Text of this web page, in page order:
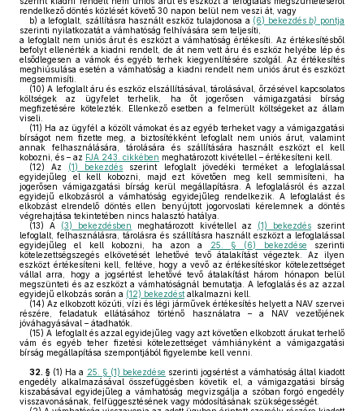
rendelkező döntés közlését követő 30 napon belül nem veszi át, vagy
b) a lefoglalt, szállításra használt eszköz tulajdonosa a (6) bekezdésb) pontja
szerinti nyilatkozatát a vámhatóság felhívására sem teljesíti,
a lefoglalt nem uniós árut és eszközt a vámhatóság értékesíti. Az értékesítésből
befolyt ellenérték a kiadni rendelt, de át nem vett áru és eszköz helyébe lép és
elsődlegesen a vámok és egyéb terhek kiegyenlítésére szolgál. Az értékesítés
meghiúsulása esetén a vámhatóság a kiadni rendelt nem uniós árut és eszközt
megsemmisíti.
(10) A lefoglalt áru és eszköz elszállításával, tárolásával, őrzésével kapcsolatos
költségek az ügyfelet terhelik, ha őt jogerősen vámigazgatási bírság
megfizetésére kötelezték. Ellenkező esetben a felmerült költségeket az állam
viseli.
(11) Ha az ügyfél a közölt vámokat és az egyéb terheket vagy a vámigazgatási
bírságot nem fizette meg, a biztosítékként lefoglalt nem uniós árut, valamint
annak felhasználására, tárolására és szállítására használt eszközt el kell
kobozni, és – az FJA 243. cikkében meghatározott kivétellel – értékesíteni kell.
(12) Az (1) bekezdés szerint lefoglalt jövedéki terméket a lefoglalással
egyidejűleg el kell kobozni, majd ezt követően meg kell semmisíteni, ha
jogerősen vámigazgatási bírság kerül megállapításra. A lefoglalásról és azzal
egyidejű elkobzásról a vámhatóság egyidejűleg rendelkezik. A lefoglalást és
elkobzást elrendelő döntés ellen benyújtott jogorvoslati kérelemnek a döntés
végrehajtása tekintetében nincs halasztó hatálya.
(13) A (3) bekezdésben meghatározott kivétellel az (1) bekezdésszerint
lefoglalt, felhasználásra, tárolásra és szállításra használt eszközt a lefoglalással
egyidejűleg el kell kobozni, ha azon a
25. § (6) bekezdése szerinti
kötelezettségszegés elkövetését lehetővé tevő átalakítást végeztek. Az ilyen
eszközt értékesíteni kell, feltéve, hogy a vevő az értékesítéskor kötelezettséget
vállal arra, hogy a jogsértést lehetővé tevő átalakítást három hónapon belül
megszünteti és az eszközt a vámhatóságnál bemutatja. A lefoglalás és az azzal
egyidejű elkobzás során a (12) bekezdést alkalmazni kell.
(14) Az elkobzott közúti, vízi és légi járművek értékesítés helyett a NAV szervei
részére, feladatuk ellátásához történő használatra – a NAV vezetőjének
jóváhagyásával – átadhatók.
(15) A lefoglalt és azzal egyidejűleg vagy azt követően elkobzott árukat terhelő
vám és egyéb teher fizetési kötelezettséget vámhiányként a vámigazgatási
bírság megállapítása szempontjából figyelembe kell venni.
32. § (1) Ha a 25. § (1) bekezdése szerinti jogsértést a vámhatóság által kiadott
engedély alkalmazásával összefüggésben követik el, a vámigazgatási bírság
kiszabásával egyidejűleg a vámhatóság megvizsgálja a szóban forgó engedély
visszavonásának, felfüggesztésének vagy módosításának szükségességét.